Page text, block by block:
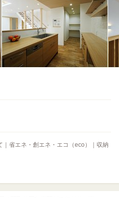
｜省エネ・創エネ・エコ（eco）｜収納